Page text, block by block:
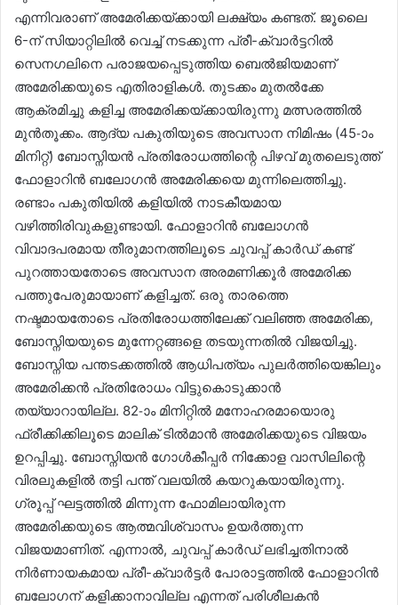
എന്നിവരാണ് അമേരിക്കയ്ക്കായി ലക്ഷ്യം കണ്ടത്. ജൂലൈ
6-ന് സിയാറ്റിലിൽ വെച്ച് നടക്കുന്ന പ്രീ-ക്വാർട്ടറിൽ
സെനഗലിനെ പരാജയപ്പെടുത്തിയ ബെൽജിയമാണ്
അമേരിക്കയുടെ എതിരാളികൾ. തുടക്കം മുതൽക്കേ
ആക്രമിച്ചു കളിച്ച അമേരിക്കയ്ക്കായിരുന്നു മത്സരത്തിൽ
മുൻതൂക്കം. ആദ്യ പകുതിയുടെ അവസാന നിമിഷം (45-ാം
മിനിറ്റ്) ബോസ്നിയൻ പ്രതിരോധത്തിന്റെ പിഴവ് മുതലെടുത്ത്
ഫോളാറിൻ ബലോഗൻ അമേരിക്കയെ മുന്നിലെത്തിച്ചു.
രണ്ടാം പകുതിയിൽ കളിയിൽ നാടകീയമായ
വഴിത്തിരിവുകളുണ്ടായി. ഫോളാറിൻ ബലോഗൻ
വിവാദപരമായ തീരുമാനത്തിലൂടെ ചുവപ്പ് കാർഡ് കണ്ട്
പുറത്തായതോടെ അവസാന അരമണിക്കൂർ അമേരിക്ക
പത്തുപേരുമായാണ് കളിച്ചത്. ഒരു താരത്തെ
നഷ്ടമായതോടെ പ്രതിരോധത്തിലേക്ക് വലിഞ്ഞ അമേരിക്ക,
ബോസ്നിയയുടെ മുന്നേറ്റങ്ങളെ തടയുന്നതിൽ വിജയിച്ചു.
ബോസ്നിയ പന്തടക്കത്തിൽ ആധിപത്യം പുലർത്തിയെങ്കിലും
അമേരിക്കൻ പ്രതിരോധം വിട്ടുകൊടുക്കാൻ
തയ്യാറായില്ല. 82-ാം മിനിറ്റിൽ മനോഹരമായൊരു
ഫ്രീക്കിക്കിലൂടെ മാലിക് ടിൽമാൻ അമേരിക്കയുടെ വിജയം
ഉറപ്പിച്ചു. ബോസ്നിയൻ ഗോൾകീപ്പർ നിക്കോള വാസിലിന്റെ
വിരലുകളിൽ തട്ടി പന്ത് വലയിൽ കയറുകയായിരുന്നു.
ഗ്രൂപ്പ് ഘട്ടത്തിൽ മിന്നുന്ന ഫോമിലായിരുന്ന
അമേരിക്കയുടെ ആത്മവിശ്വാസം ഉയർത്തുന്ന
വിജയമാണിത്. എന്നാൽ, ചുവപ്പ് കാർഡ് ലഭിച്ചതിനാൽ
നിർണായകമായ പ്രീ-ക്വാർട്ടർ പോരാട്ടത്തിൽ ഫോളാറിൻ
ബലോഗന് കളിക്കാനാവില്ല എന്നത് പരിശീലകൻ